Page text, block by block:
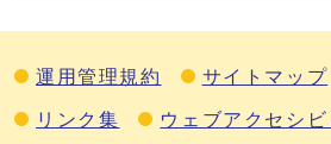
運用管理規約 サイトマップ
リンク集 ウェブアクセシ